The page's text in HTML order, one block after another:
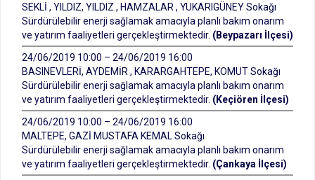
SEKLİ , YILDIZ, YILDIZ , HAMZALAR , YUKARIGÜNEY Sokağı
Sürdürülebilir enerji sağlamak amacıyla planlı bakım onarım
ve yatırım faaliyetleri gerçekleştirmektedir. (Beypazarı İlçesi)
24/06/2019 10:00 – 24/06/2019 16:00
BASINEVLERİ, AYDEMİR , KARARGAHTEPE, KOMUT Sokağı
Sürdürülebilir enerji sağlamak amacıyla planlı bakım onarım
ve yatırım faaliyetleri gerçekleştirmektedir. (Keçiören İlçesi)
24/06/2019 10:00 – 24/06/2019 16:00
MALTEPE, GAZİ MUSTAFA KEMAL Sokağı
Sürdürülebilir enerji sağlamak amacıyla planlı bakım onarım
ve yatırım faaliyetleri gerçekleştirmektedir. (Çankaya İlçesi)